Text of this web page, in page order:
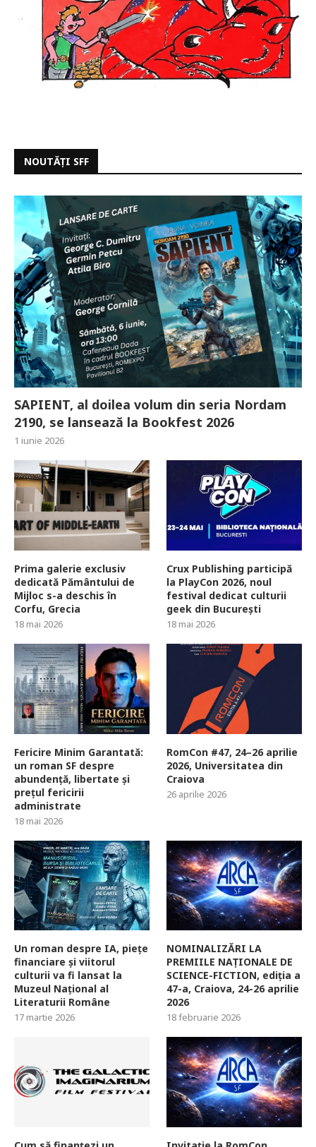
NOUTĂȚI SFF
SAPIENT, al doilea volum din seria Nordam
2190, se lansează la Bookfest 2026
1 iunie 2026
Prima galerie exclusiv
dedicată Pământului de
Mijloc s-a deschis în
Corfu, Grecia
18 mai 2026
Crux Publishing participă
la PlayCon 2026, noul
festival dedicat culturii
geek din București
18 mai 2026
Fericire Minim Garantată:
un roman SF despre
abundență, libertate și
prețul fericirii
administrate
18 mai 2026
RomCon #47, 24–26 aprilie
2026, Universitatea din
Craiova
26 aprilie 2026
Un roman despre IA, piețe
financiare și viitorul
culturii va fi lansat la
Muzeul Național al
Literaturii Române
17 martie 2026
NOMINALIZĂRI LA
PREMIILE NAȚIONALE DE
SCIENCE-FICTION, ediția a
47-a, Craiova, 24-26 aprilie
2026
18 februarie 2026